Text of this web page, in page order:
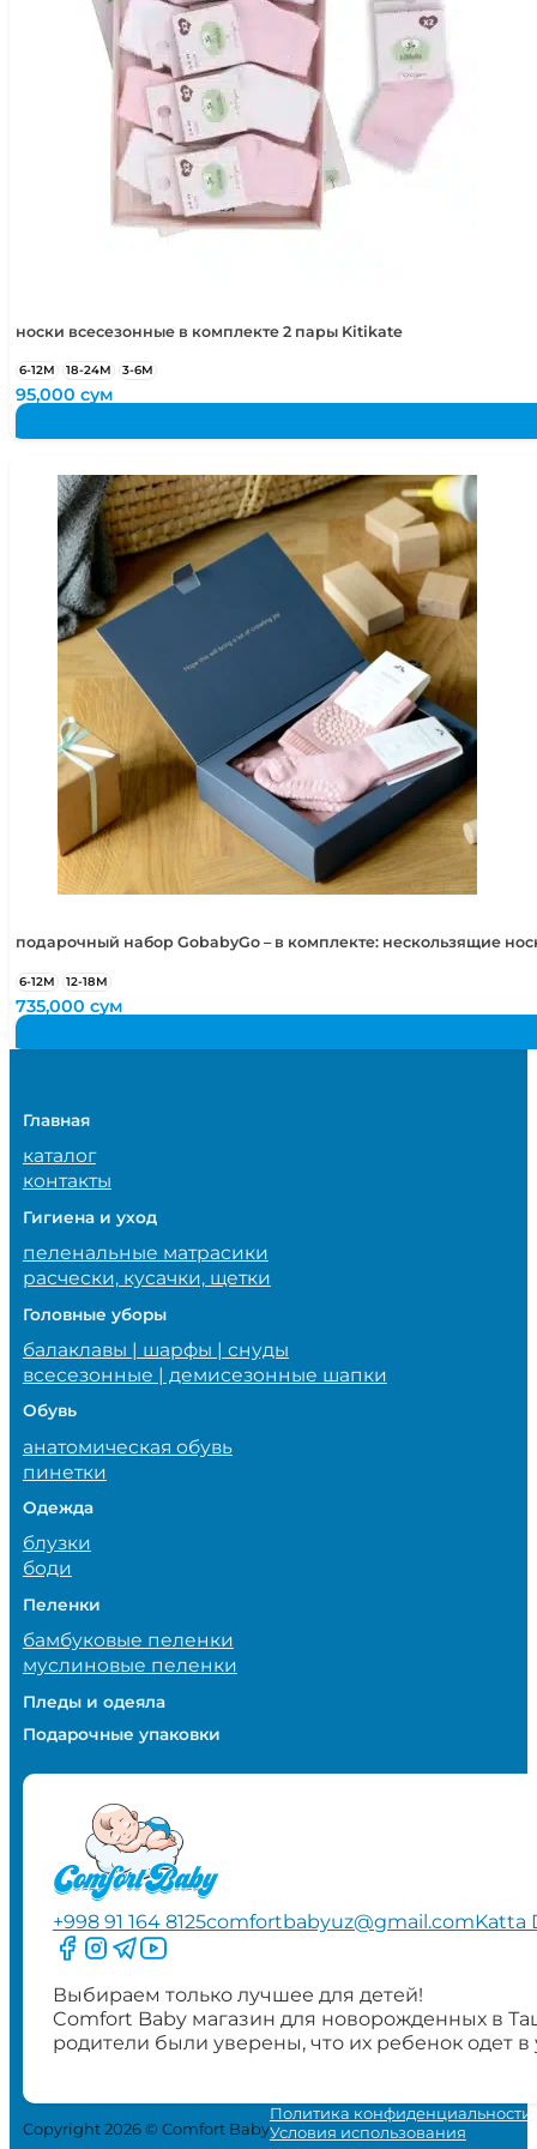
носки всесезонные в комплекте 2 пары Kitikate
6-12М 18-24М 3-6М
95,000сум
подарочный набор GobabyGo – в комплекте: нескользящие
6-12М 12-18М
735,000сум
Главная
каталог
контакты
Гигиена и уход
пеленальные матрасики
расчески, кусачки, щетки
Головные уборы
балаклавы | шарфы | снуды
всесезонные | демисезонные шапки
Обувь
анатомическая обувь
пинетки
Одежда
блузки
боди
Пеленки
бамбуковые пеленки
муслиновые пеленки
Пледы и одеяла
Подарочные упаковки
+998 91 164 8125comfortbabyuz@gmail.comKatta
Следите за нами на Facebook
Следите за нами в Instagram
Следите за нами в Telegram
Следите за нами в YouTube
Выбираем только лучшее для детей!
Comfort Baby магазин для новорожденных в
родители были уверены, что их ребенок одет
Copyright 2026 © Comfort Baby
Политика конфиденциальности
Условия использования